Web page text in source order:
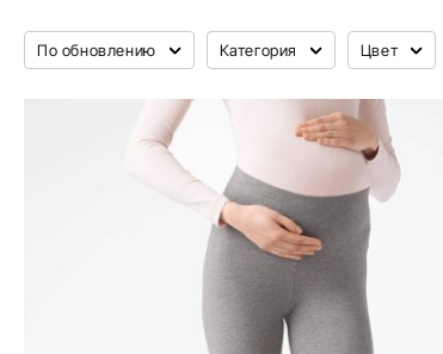
По обновлению Категория Цвет